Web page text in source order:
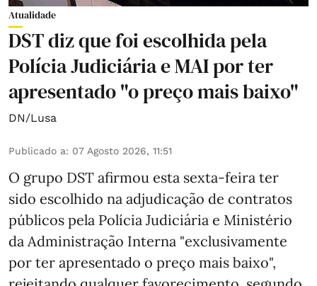
Atualidade
DST diz que foi escolhida pela
Polícia Judiciária e MAI por ter
apresentado "o preço mais baixo"
DN/Lusa
Publicado a: 07 Agosto 2026, 11:51
O grupo DST afirmou esta sexta-feira ter
sido escolhido na adjudicação de contratos
públicos pela Polícia Judiciária e Ministério
da Administração Interna "exclusivamente
por ter apresentado o preço mais baixo",